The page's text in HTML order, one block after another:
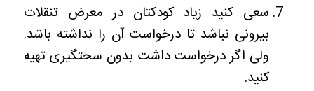
سعی کنید زیاد کودکتان در معرض تنقلات
بیرونی نباشد تا درخواست آن را نداشته باشد.
ولی اگر درخواست داشت بدون سختگیری تهیه
کنید.